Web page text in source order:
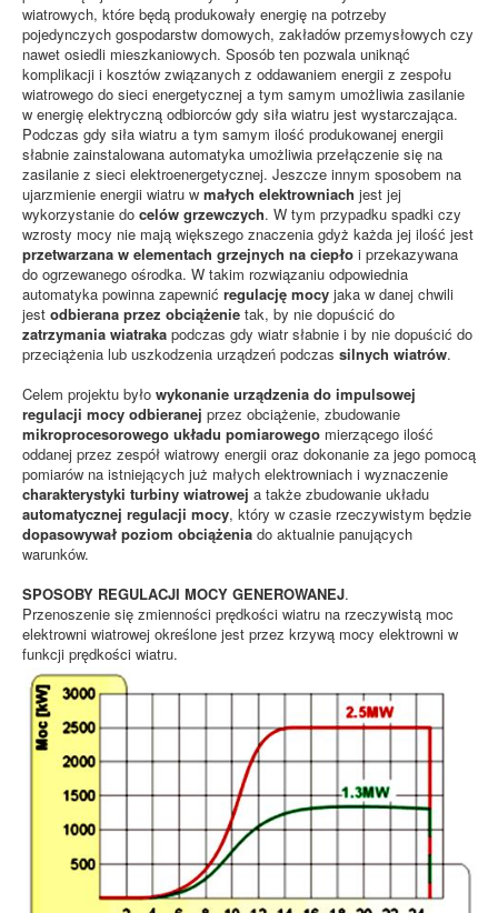
wiatrowych, które będą produkowały energię na potrzeby
pojedynczych gospodarstw domowych, zakładów przemysłowych czy
nawet osiedli mieszkaniowych. Sposób ten pozwala uniknąć
komplikacji i kosztów związanych z oddawaniem energii z zespołu
wiatrowego do sieci energetycznej a tym samym umożliwia zasilanie
w energię elektryczną odbiorców gdy siła wiatru jest wystarczająca.
Podczas gdy siła wiatru a tym samym ilość produkowanej energii
słabnie zainstalowana automatyka umożliwia przełączenie się na
zasilanie z sieci elektroenergetycznej. Jeszcze innym sposobem na
ujarzmienie energii wiatru w małych elektrowniach jest jej
wykorzystanie do celów grzewczych. W tym przypadku spadki czy
wzrosty mocy nie mają większego znaczenia gdyż każda jej ilość jest
przetwarzana w elementach grzejnych na ciepło i przekazywana
do ogrzewanego ośrodka. W takim rozwiązaniu odpowiednia
automatyka powinna zapewnić regulację mocy jaka w danej chwili
jest odbierana przez obciążenie tak, by nie dopuścić do
zatrzymania wiatraka podczas gdy wiatr słabnie i by nie dopuścić do
przeciążenia lub uszkodzenia urządzeń podczas silnych wiatrów.
Celem projektu było wykonanie urządzenia do impulsowej
regulacji mocy odbieranej przez obciążenie, zbudowanie
mikroprocesorowego układu pomiarowego mierzącego ilość
oddanej przez zespół wiatrowy energii oraz dokonanie za jego pomocą
pomiarów na istniejących już małych elektrowniach i wyznaczenie
charakterystyki turbiny wiatrowej a także zbudowanie układu
automatycznej regulacji mocy, który w czasie rzeczywistym będzie
dopasowywał poziom obciążenia do aktualnie panujących
warunków.
SPOSOBY REGULACJI MOCY GENEROWANEJ.
Przenoszenie się zmienności prędkości wiatru na rzeczywistą moc
elektrowni wiatrowej określone jest przez krzywą mocy elektrowni w
funkcji prędkości wiatru.